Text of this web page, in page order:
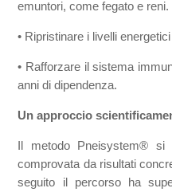
emuntori, come fegato e reni.
• Ripristinare i livelli
• Rafforzare il sistema
anni di dipendenza.
Un approccio
Il metodo Pneisystem® si
comprovata da risultati
seguito il percorso ha